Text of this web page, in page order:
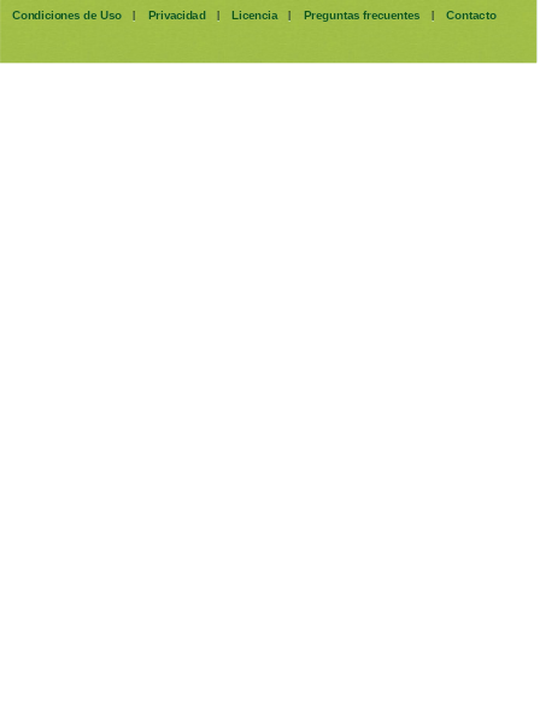
Condiciones de Uso | Privacidad | Licencia | Preguntas frecuentes | Contacto